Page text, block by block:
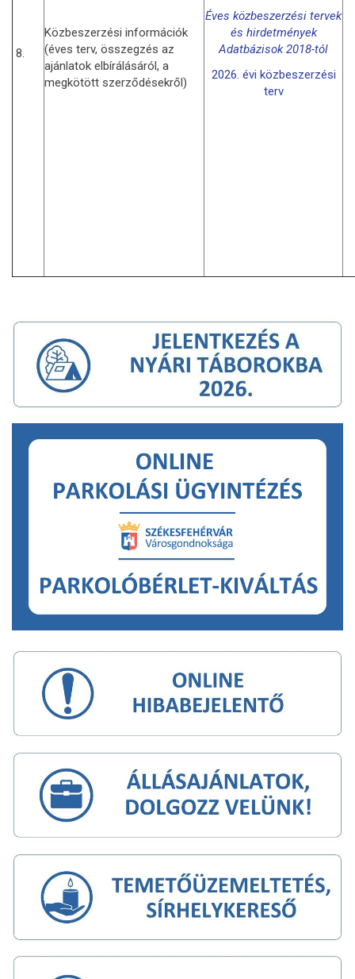
8.
Közbeszerzési információk
(éves terv, összegzés az
ajánlatok elbírálásáról, a
megkötött szerződésekről)
Éves közbeszerzési tervek
és hirdetmények
Adatbázisok 2018-tól
2026. évi közbeszerzési
terv